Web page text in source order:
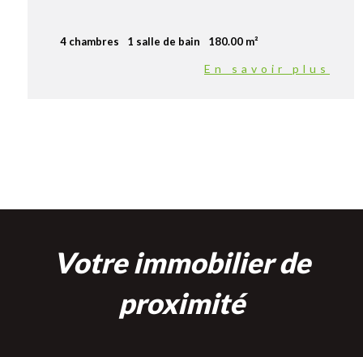
4 chambres 1 salle de bain 180.00 m²
En savoir plus
Votre immobilier de
proximité